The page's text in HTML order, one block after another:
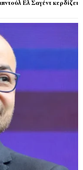
Ελ Σαγέντ κερδίζει